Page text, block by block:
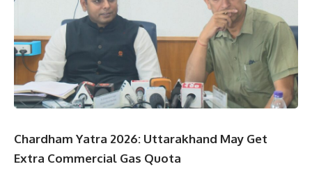
Chardham Yatra 2026: Uttarakhand May Get
Extra Commercial Gas Quota